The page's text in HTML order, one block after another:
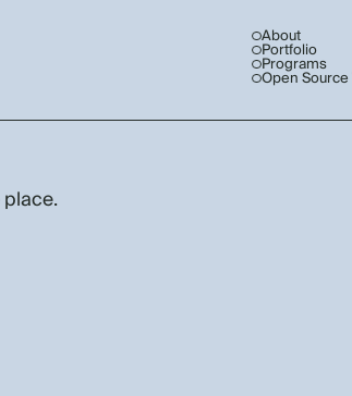
About
Portfolio
Programs
Open Source
place.